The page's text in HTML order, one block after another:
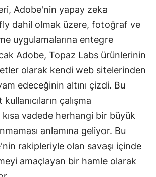
Kahramanmaraş
Mardin
Muğla
Muş
Nevşehir
Niğde
Ordu
Rize
Adobe'nin yapay zeka
dahil olmak üzere, fotoğraf ve
uygulamalarına entegre
Adobe, Topaz Labs ürünlerinin
olarak kendi web sitelerinden
edeceğinin altını çizdi. Bu
çalışma
vadede herhangi bir büyük
anlamına geliyor. Bu
rakipleriyle olan savaşı içinde
amaçlayan bir hamle olarak